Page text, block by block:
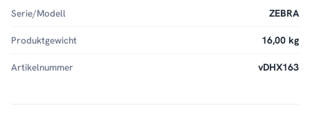
Serie/Modell ZEBRA
Produktgewicht 16,00 kg
Artikelnummer vDHX163